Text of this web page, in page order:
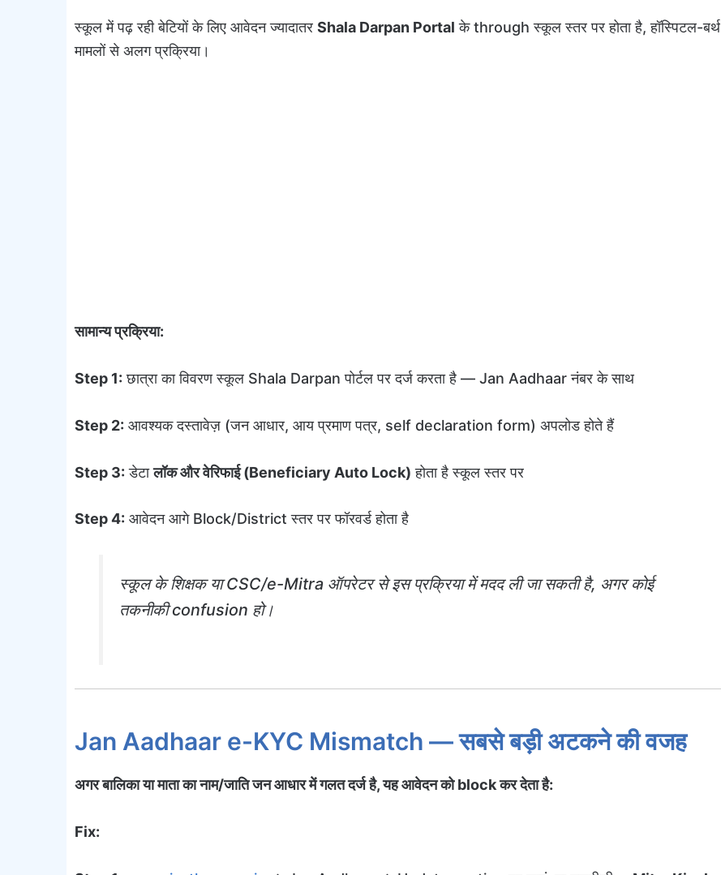
स्कूल में पढ़ रही बेटियों के लिए आवेदन ज्यादातर Shala Darpan Portal के through स्कूल स्तर पर होता है, हॉस्पिटल-बर्थ
मामलों से अलग प्रक्रिया।
सामान्य प्रक्रिया:
Step 1: छात्रा का विवरण स्कूल Shala Darpan पोर्टल पर दर्ज करता है — Jan Aadhaar नंबर के साथ
Step 2: आवश्यक दस्तावेज़ (जन आधार, आय प्रमाण पत्र, self declaration form) अपलोड होते हैं
Step 3: डेटालॉक और वेरिफाई (Beneficiary Auto Lock) होता है स्कूल स्तर पर
Step 4: आवेदन आगे Block/District स्तर पर फॉरवर्ड होता है
स्कूल के शिक्षक या CSC/e-Mitra ऑपरेटर से इस प्रक्रिया में मदद ली जा सकती है, अगर कोई
तकनीकी confusion हो।
Jan Aadhaar e-KYC Mismatch — सबसे बड़ी अटकने की वजह
अगर बालिका या माता का नाम/जाति जन आधार में गलत दर्ज है, यह आवेदन को block कर देता है:
Fix: